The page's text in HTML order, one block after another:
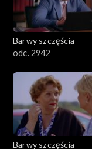
Barwy szczęścia
odc. 2942
Barwy szczęścia